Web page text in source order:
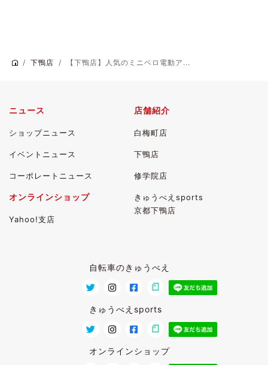
下鴨店 【下鴨店】人気のミニベロ電動ア...
ニュース
ショップニュース
イベントニュース
コーポレートニュース
店舗紹介
白梅町店
下鴨店
修学院店
きゅうべえsports
京都下鴨店
オンラインショップ
Yahoo!支店
自転車のきゅうべえ
きゅうべえsports
オンラインショップ